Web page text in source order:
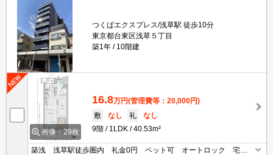
つくばエクスプレス/浅草駅 徒歩10分
東京都台東区浅草５丁目
築1年
10階建
画像：29枚
16.8万円(管理費等：20,000円)
敷
なし 礼
なし
9階
1LDK 40.53m²
築浅 浅草駅徒歩圏内 礼金0円 ペット可 オートロック 宅配